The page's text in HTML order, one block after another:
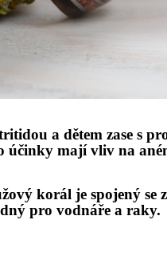
a dětem zase s
účinky mají vliv na ané
korál je spojený se
pro vodnáře a raky.